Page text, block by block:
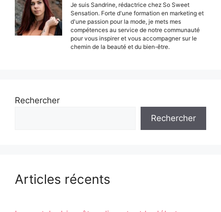
Je suis Sandrine, rédactrice chez So Sweet
Sensation. Forte d'une formation en marketing et
d'une passion pour la mode, je mets mes
compétences au service de notre communauté
pour vous inspirer et vous accompagner sur le
chemin de la beauté et du bien-être.
Rechercher
Rechercher
Articles récents